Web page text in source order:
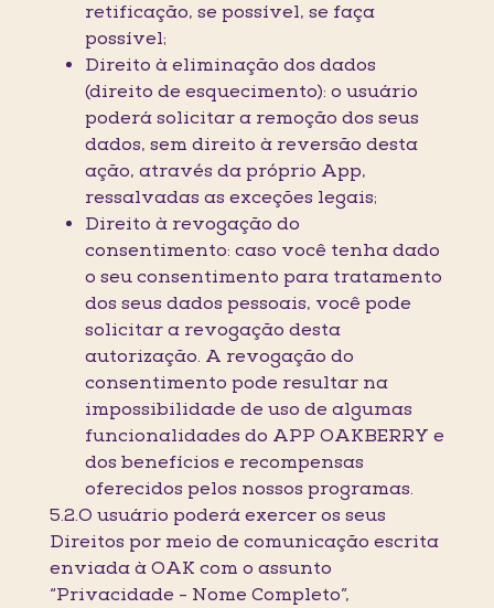
retificação, se possível, se faça
possível;
Direito à eliminação dos dados
(direito de esquecimento): o usuário
poderá solicitar a remoção dos seus
dados, sem direito à reversão desta
ação, através da próprio App,
ressalvadas as exceções legais;
Direito à revogação do
consentimento: caso você tenha dado
o seu consentimento para tratamento
dos seus dados pessoais, você pode
solicitar a revogação desta
autorização. A revogação do
consentimento pode resultar na
impossibilidade de uso de algumas
funcionalidades do APP OAKBERRY e
dos benefícios e recompensas
oferecidos pelos nossos programas.
5.2.O usuário poderá exercer os seus
Direitos por meio de comunicação escrita
enviada à OAK com o assunto
“Privacidade - Nome Completo”,